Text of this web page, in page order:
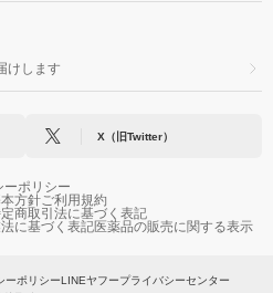
けします
X（旧Twitter）
ーポリシー
方針ご利用規約
商取引法に基づく表記
に基づく表記医薬品の販売に関する表示
ーポリシーLINEヤフープライバシーセンター